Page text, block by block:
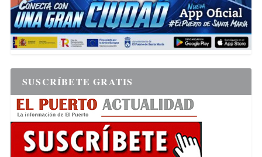
SUSCRÍBETE GRATIS